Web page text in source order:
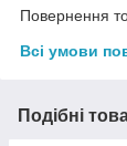
Повернення
Всі умови
Подібні